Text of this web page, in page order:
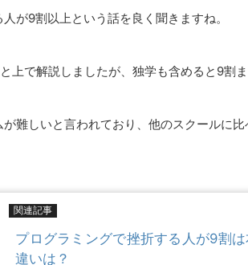
が9割以上という話を良く聞きますね。
上で解説しましたが、独学も含めると9割ま
難しいと言われており、他のスクールに
関連記事
プログラミングで挫折する人が9割
違いは？